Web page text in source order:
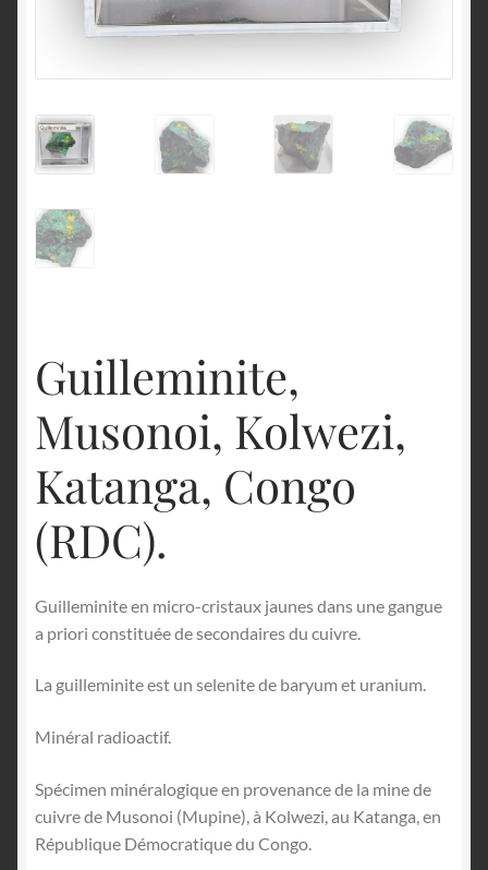
Guilleminite,
Musonoi, Kolwezi,
Katanga, Congo
(RDC).
Guilleminite en micro-cristaux jaunes dans une gangue
a priori constituée de secondaires du cuivre.
La guilleminite est un selenite de baryum et uranium.
Minéral radioactif.
Spécimen minéralogique en provenance de la mine de
cuivre de Musonoi (Mupine), à Kolwezi, au Katanga, en
République Démocratique du Congo.